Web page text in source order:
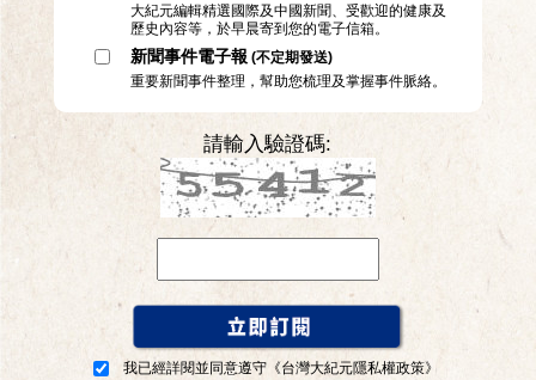
大紀元編輯精選國際及中國新聞、受歡迎的健康及
歷史內容等，於早晨寄到您的電子信箱。
新聞事件電子報 (不定期發送)
重要新聞事件整理，幫助您梳理及掌握事件脈絡。
請輸入驗證碼:
我已經詳閱並同意遵守《台灣大紀元隱私權政策》